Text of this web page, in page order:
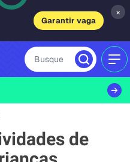
Garantir vaga
×
Busque
de